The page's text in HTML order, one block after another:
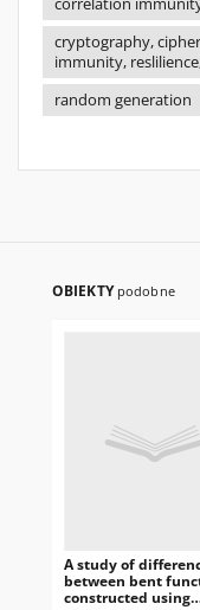
correlation
cryptography,
immunity,
random generation
OBIEKTY podobne
A study of
between bent
constructed using